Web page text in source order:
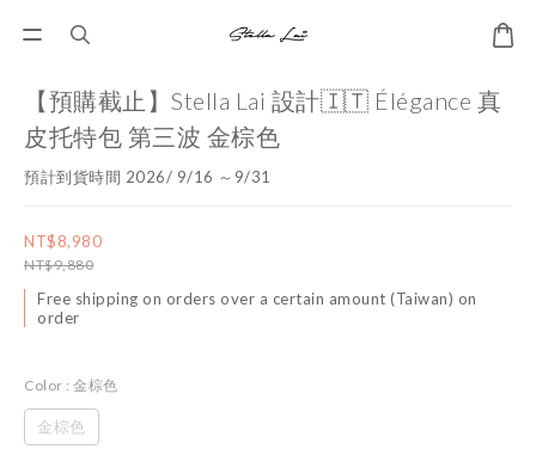
【預購截止】Stella Lai 設計🇮🇹 Élégance 真
皮托特包 第三波 金棕色
預計到貨時間 2026/ 9/16 ～9/31
NT$8,980
NT$9,880
Free shipping on orders over a certain amount (Taiwan) on
order
Color : 金棕色
金棕色